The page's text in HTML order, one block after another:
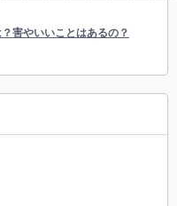
害やいいことはあるの？